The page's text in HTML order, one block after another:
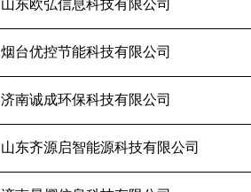
山东欧弘信息科技有限公司
烟台优控节能科技有限公司
济南诚成环保科技有限公司
山东齐源启智能源科技有限公司